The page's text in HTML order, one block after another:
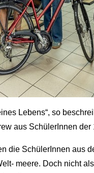
Lebens“, so
aus SchülerInnen
die SchülerInnen aus
meere. Doch nicht